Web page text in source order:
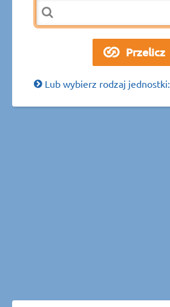
Lub wybierz rodzaj jednostki: